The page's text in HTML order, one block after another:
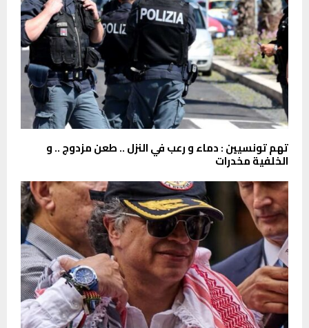
تهم تونسيين : دماء و رعب في النزل .. طعن مزدوج .. و
الخلفية مخدرات